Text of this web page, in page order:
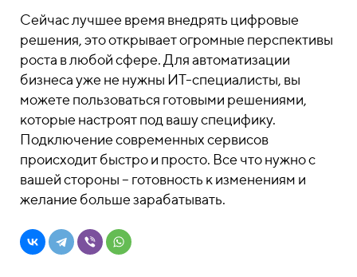
Сейчас лучшее время внедрять цифровые
решения, это открывает огромные перспективы
роста в любой сфере. Для автоматизации
бизнеса уже не нужны ИТ-специалисты, вы
можете пользоваться готовыми решениями,
которые настроят под вашу специфику.
Подключение современных сервисов
происходит быстро и просто. Все что нужно с
вашей стороны – готовность к изменениям и
желание больше зарабатывать.